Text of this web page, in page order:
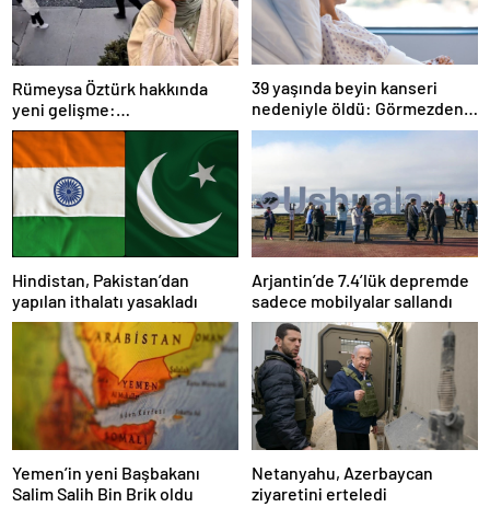
Rümeysa Öztürk hakkında
yeni gelişme:
Avukatları naklinin
geciktirilmemesini istedi
39 yaşında beyin kanseri
nedeniyle öldü: Görmezden
geldiği 2 işaret vardı
Hindistan, Pakistan’dan
yapılan ithalatı yasakladı
Arjantin’de 7.4’lük depremde
sadece mobilyalar sallandı
Yemen’in yeni Başbakanı
Salim Salih Bin Brik oldu
Netanyahu, Azerbaycan
ziyaretini erteledi